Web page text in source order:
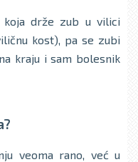
koja drže zub u vilici
kost), pa se zubi
kraju i sam bolesnik
veoma rano, već u